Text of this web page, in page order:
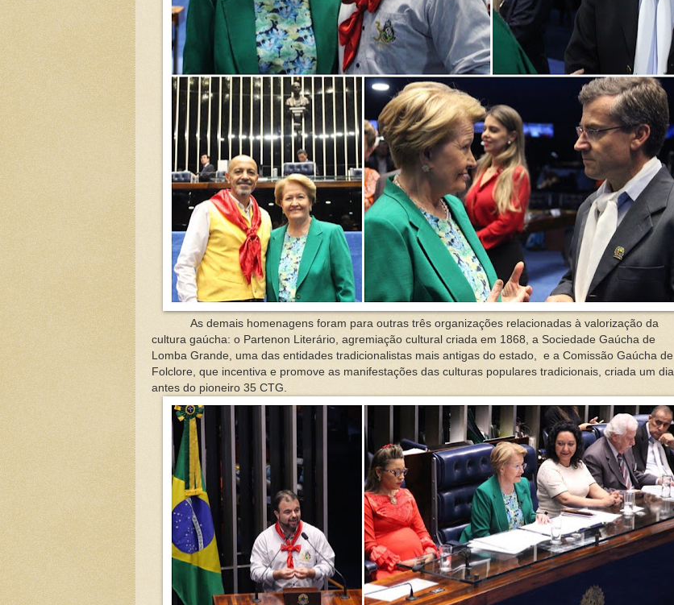
As demais homenagens foram para outras três organizações relacionadas à valorização da
cultura gaúcha: o Partenon Literário, agremiação cultural criada em 1868, a Sociedade Gaúcha de
Lomba Grande, uma das entidades tradicionalistas mais antigas do estado, e a Comissão Gaúcha de
Folclore, que incentiva e promove as manifestações das culturas populares tradicionais, criada um dia
antes do pioneiro 35 CTG.